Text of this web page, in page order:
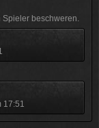
Spieler beschweren.
17:51